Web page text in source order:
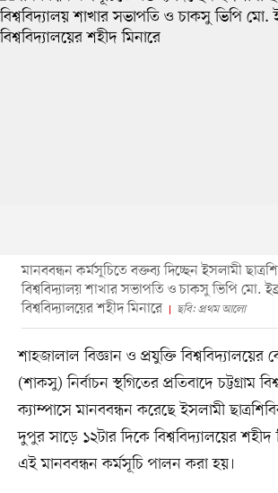
মানববন্ধন কর্মসূচিতে বক্তব্য দিচ্ছেন ইসলামী
বিশ্ববিদ্যালয় শাখার সভাপতি ও চাকসু ভিপি মো.
বিশ্ববিদ্যালয়ের শহীদ মিনারে
ছবি: প্রথম আলো
শাহজালাল বিজ্ঞান ও প্রযুক্তি বিশ্ববিদ্যালয়ের
(শাকসু) নির্বাচন স্থগিতের প্রতিবাদে চট্টগ্রাম
ক্যাম্পাসে মানববন্ধন করেছে ইসলামী
দুপুর সাড়ে ১২টার দিকে বিশ্ববিদ্যালয়ের শহীদ
এই মানববন্ধন কর্মসূচি পালন করা হয়।